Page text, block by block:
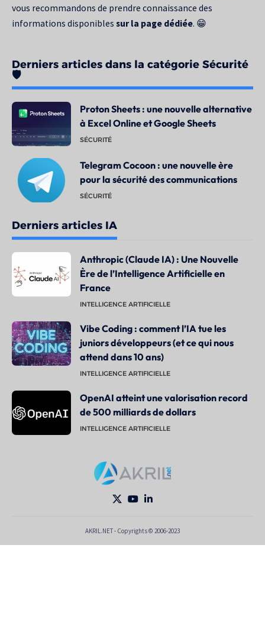
vous recommandons de prendre connaissance des
informations disponibles sur la page dédiée. 😁
Derniers articles dans la catégorie Sécurité
🛡️
Proton Sheets : une nouvelle alternative
à Excel Online et Google Sheets
SÉCURITÉ
Telegram Cocoon : une nouvelle ère
pour la sécurité des communications
SÉCURITÉ
Derniers articles IA
Anthropic (Claude IA) : Une Nouvelle
Ère de l’Intelligence Artificielle en
France
INTELLIGENCE ARTIFICIELLE
Vibe Coding : comment l’IA tue les
juniors développeurs (et ce qui nous
attend dans 10 ans)
INTELLIGENCE ARTIFICIELLE
OpenAI atteint une valorisation record
de 500 milliards de dollars
INTELLIGENCE ARTIFICIELLE
AKRIL.NET - Copyrights © 2006-2023